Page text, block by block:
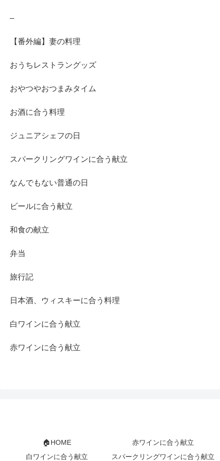
–
【番外編】妻の料理
おうちレストラングッズ
おやつやおつまみタイム
お酒に合う料理
ジュニアシェフの日
スパークリングワインに合う献立
なんでもない普通の日
ビールに合う献立
和食の献立
弁当
旅行記
日本酒、ウィスキーに合う料理
白ワインに合う献立
赤ワインに合う献立
🏠HOME
赤ワインに合う献立
白ワインに合う献立
スパークリングワインに合う献立